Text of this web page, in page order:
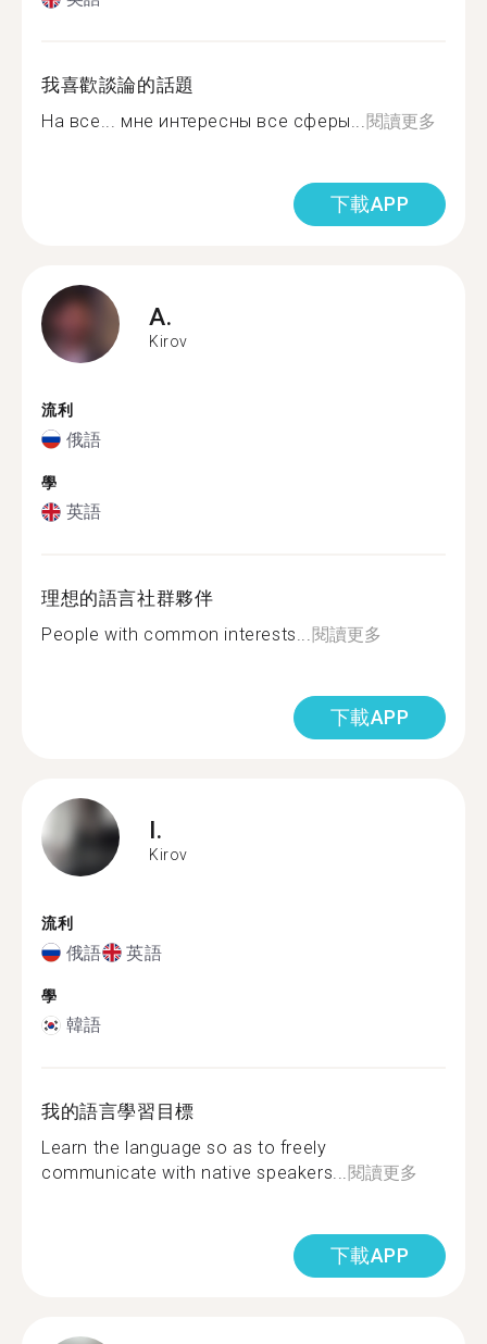
我喜歡談論的話題
На все... мне интересны все сферы...閱讀更多
下載APP
A.
Kirov
流利
俄語
學
英語
理想的語言社群夥伴
People with common interests...閱讀更多
下載APP
I.
Kirov
流利
俄語 英語
學
韓語
我的語言學習目標
Learn the language so as to freely
communicate with native speakers...閱讀更多
下載APP